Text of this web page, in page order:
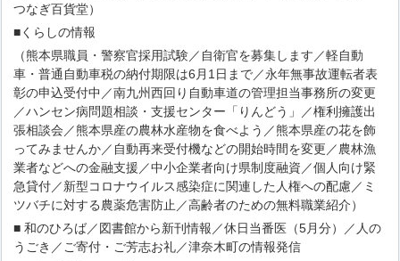
つなぎ百貨堂）
■くらしの情報
（熊本県職員・警察官採用試験／自衛官を募集します／軽自動
車・普通自動車税の納付期限は6月1日まで／永年無事故運転者表
彰の申込受付中／南九州西回り自動車道の管理担当事務所の変更
／ハンセン病問題相談・支援センター「りんどう」／権利擁護出
張相談会／熊本県産の農林水産物を食べよう／熊本県産の花を飾
ってみませんか／自動再来受付機などの開始時間を変更／農林漁
業者などへの金融支援／中小企業者向け県制度融資／個人向け緊
急貸付／新型コロナウイルス感染症に関連した人権への配慮／ミ
ツバチに対する農薬危害防止／高齢者のための無料職業紹介）
■ 和のひろば／図書館から新刊情報／休日当番医（5月分）／人の
うごき／ご寄付・ご芳志お礼／津奈木町の情報発信